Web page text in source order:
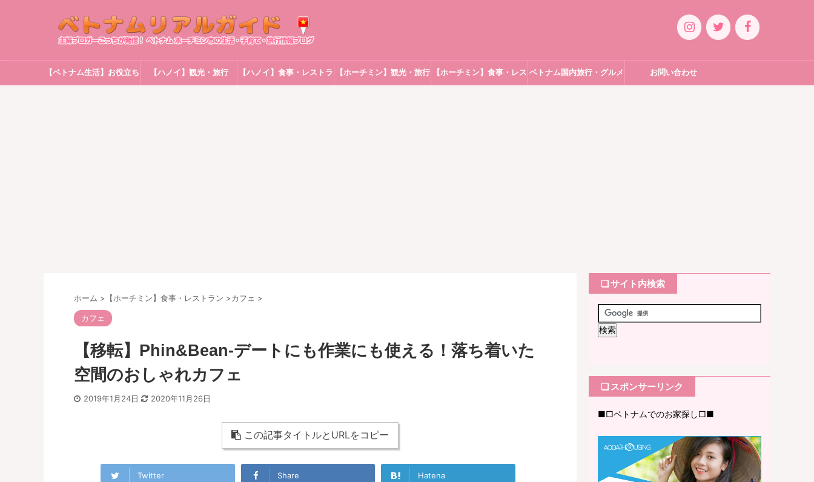
【ベトナム生活】お役立ち 【ハノイ】観光・旅行 【ハノイ】食事・レストラ 【ホーチミン】観光・旅行 【ホーチミン】食事・レス ベトナム国内旅行・グルメ お問い合わせ
ホーム > 【ホーチミン】食事・レストラン >カフェ >
カフェ
【移転】Phin&Bean-デートにも作業にも使える！落ち着いた
空間のおしゃれカフェ
2019年1月24日 2020年11月26日
この記事タイトルとURLをコピー
Twitter Share Hatena
❏ サイト内検索
❏ スポンサーリンク
■□ベトナムでのお家探し□■